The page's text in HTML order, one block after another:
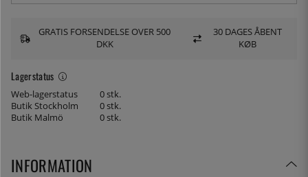
Lagerstatus
Web-lagerstatus
0 stk.
Butik Stockholm
0 stk.
Butik Malmö
0 stk.
GRATIS FORSENDELSE OVER 500
DKK
30 DAGES ÅBENT
KØB
INFORMATION